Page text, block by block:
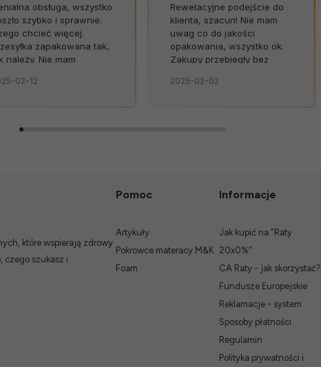
obsługa, wszystko
szybko i sprawnie.
chcieć więcej.
zapakowana tak,
należy. Nie mam
Od razu widać, że
dostarczone
02-12
Rewelacyjne podejście do
klienta, szacun! Nie mam
uwag co do jakości
opakowania, wszystko ok.
Zakupy przebiegły bez
bezpiecznie, bez
2025-02-02
które wspierają zdrowy
czego szukasz i
Pomoc
Artykuły
Pokrowce materacy M&K
Foam
Informacje
Jak kupić na "Raty
20x0%"
CA Raty - jak skorzystać?
Fundusze Europejskie
Reklamacje - system
Sposoby płatności
Regulamin
Polityka prywatności i